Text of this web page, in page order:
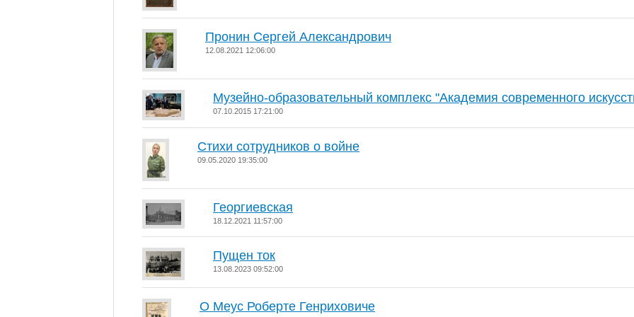
Пронин Сергей Александрович
12.08.2021 12:06:00
Музейно-образовательный комплекс "Академия современного
07.10.2015 17:21:00
Стихи сотрудников о войне
09.05.2020 19:35:00
Георгиевская
18.12.2021 11:57:00
Пущен ток
13.08.2023 09:52:00
О Меус Роберте Генриховиче